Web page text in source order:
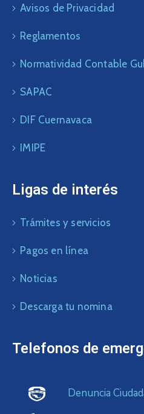
Avisos de Privacidad
Reglamentos
Normatividad Contable
SAPAC
DIF Cuernavaca
IMIPE
Ligas de interés
Trámites y servicios
Pagos en línea
Noticias
Descarga tu nomina
Telefonos de
Denuncia